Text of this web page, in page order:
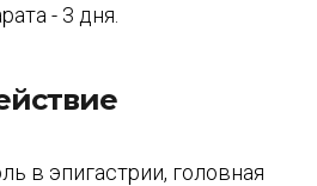
- 3 дня.
в эпигастрии, головная